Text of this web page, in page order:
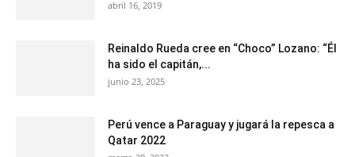
abril 16, 2019
Reinaldo Rueda cree en “Choco” Lozano: “Él
ha sido el capitán,...
junio 23, 2025
Perú vence a Paraguay y jugará la repesca a
Qatar 2022